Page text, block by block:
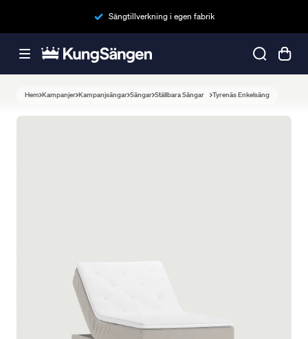
Sängtillverkning i egen fabrik
Hem Kampanjer Kampanjsängar Sängar Ställbara Sängar Tyrenäs Enkelsäng